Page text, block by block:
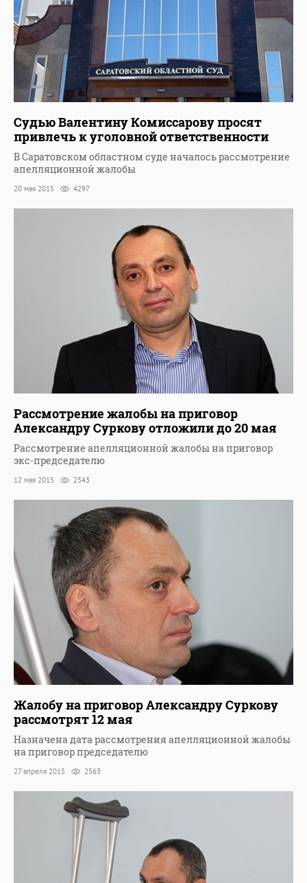
Судью Валентину Комиссарову просят
привлечь к уголовной ответственности
В Саратовском областном суде началось рассмотрение
апелляционной жалобы
20 мая 2015 4297
Рассмотрение жалобы на приговор
Александру Суркову отложили до 20 мая
Рассмотрение апелляционной жалобы на приговор
экс-председателю
12 мая 2015 2543
Жалобу на приговор Александру Суркову
рассмотрят 12 мая
Назначена дата рассмотрения апелляционной жалобы
на приговор председателю
27 апреля 2015 2563